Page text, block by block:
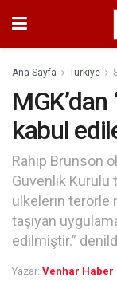
Ana Sayfa Türkiye
kabul
Rahip Brunson
Güvenlik Kurulu
ülkelerin terörle
taşıyan
edilmiştir.”
Yazar: Venhar Haber